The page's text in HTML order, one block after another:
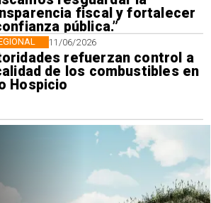
fiscal y fortalecer
pública.”
11/06/2026
refuerzan control a
de los combustibles en
Hospicio